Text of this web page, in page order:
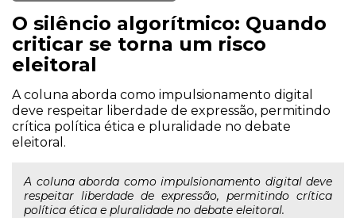
O silêncio algorítmico: Quando
criticar se torna um risco
eleitoral
A coluna aborda como impulsionamento digital
deve respeitar liberdade de expressão, permitindo
crítica política ética e pluralidade no debate
eleitoral.
A coluna aborda como impulsionamento digital deve
respeitar liberdade de expressão, permitindo crítica
política ética e pluralidade no debate eleitoral.